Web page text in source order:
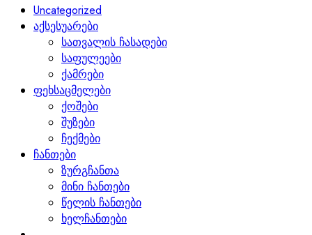
Uncategorized
აქსესუარები
სათვალის ჩასადები
საფულეები
ქამრები
ფეხსაცმელები
ქოშები
შუზები
ჩექმები
ჩანთები
ზურგჩანთა
მინი ჩანთები
წელის ჩანთები
ხელჩანთები